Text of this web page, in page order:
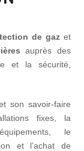
de gazet
auprès des
et la sécurité,
son savoir-faire
fixes, la
le
et l’achat de